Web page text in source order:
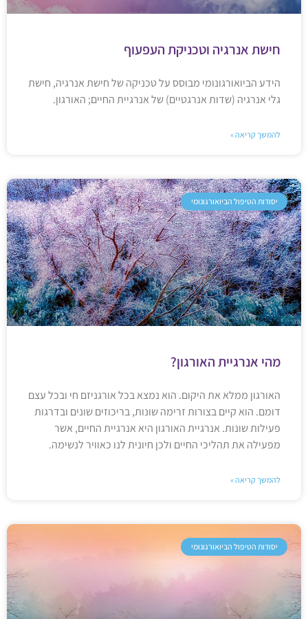
חישת אנרגיה וטכניקת העפעוף
הידע הביואורגונומי מבוסס על טכניקה של חישת אנרגיה, חישת
גלי אנרגיה (שדות אנרגטיים) של אנרגיית החיים; האורגון.
להמשך קריאה »
יסודות הטיפול הביואורגונומי
מהי אנרגיית האורגון?
האורגון ממלא את היקום. הוא נמצא בכל אורגניזם חי ובכל עצם
דומם. הוא קיים בצורות זרימה שונות, בריכוזים שונים ובדרגות
פעילות שונות. אנרגיית האורגון היא אנרגיית החיים, אשר
מפעילה את תהליכי החיים ולכן חיונית לנו כאוויר לנשימה.
להמשך קריאה »
יסודות הטיפול הביואורגונומי